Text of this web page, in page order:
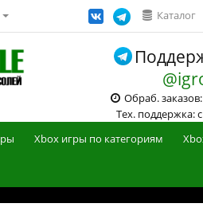
Каталог
Обраб. заказов:
Тех. поддержка:
Xbox игры по категориям